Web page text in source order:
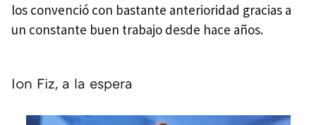
los convenció con bastante anterioridad gracias a
un constante buen trabajo desde hace años.
Ion Fiz, a la espera